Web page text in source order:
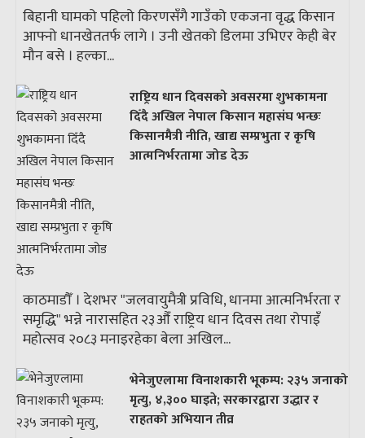
बिहानी घामको पहिलो किरणसँगै गाउँको एकजना वृद्ध किसान
आफ्नो धानखेततर्फ लागे । उनी खेतको डिलमा उभिएर केही बेर
मौन बसे । हल्का...
राष्ट्रिय धान दिवसको अवसरमा शुभकामना
दिँदै अखिल नेपाल किसान महासंघ भन्छः
किसानमैत्री नीति, खाद्य सम्प्रभुता र कृषि
आत्मनिर्भरतामा जोड देऊ
काठमाडौँ । देशभर "जलवायुमैत्री प्रविधि, धानमा आत्मनिर्भरता र
समृद्धि" भन्ने नारासहित २३औँ राष्ट्रिय धान दिवस तथा रोपाइँ
महोत्सव २०८३ मनाइरहेका बेला अखिल...
भेनेजुएलामा विनाशकारी भूकम्प: २३५ जनाको
मृत्यु, ४,३०० घाइते; सरकारद्वारा उद्धार र
राहतको अभियान तीव्र